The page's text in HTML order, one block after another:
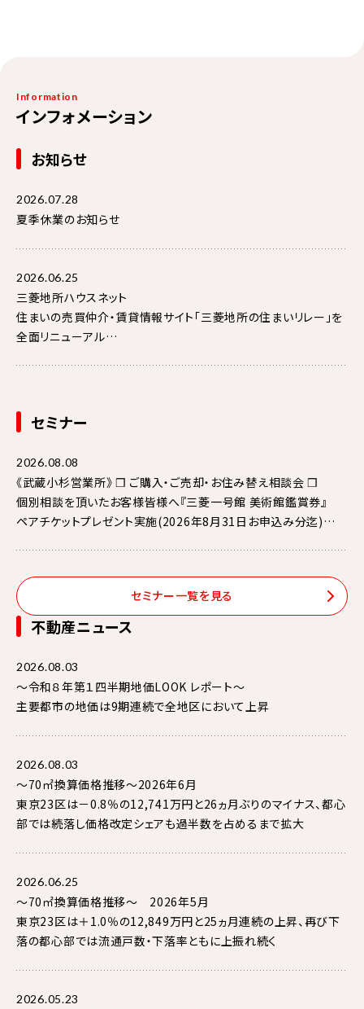
Information
インフォメーション
お知らせ
2026.07.28
夏季休業のお知らせ
2026.06.25
三菱地所ハウスネット
住まいの売買仲介・賃貸情報サイト「三菱地所の住まいリレー」を
全面リニューアル
セミナー
2026.08.08
《武蔵小杉営業所》 ❒ ご購入・ご売却・お住み替え相談会 ❒
個別相談を頂いたお客様皆様へ『三菱一号館 美術館鑑賞券』
ペアチケットプレゼント実施(2026年8月31日お申込み分迄)
19世紀後半のパリ、マネや後に印象派と呼ばれることになる
芸術家たちはカフェに集い、議論を戦わせました。
”カフェ”に集う芸術家
印象派からゴッホ、ロートレック、ピカソまで・・・
セミナー一覧を見る
不動産ニュース
2026.08.03
～令和８年第１四半期地価LOOK レポート～
主要都市の地価は9期連続で全地区において上昇
2026.08.03
～70㎡換算価格推移～2026年6月
東京23区は－0.8％の12,741万円と26ヵ月ぶりのマイナス、都心
部では続落し価格改定シェアも過半数を占めるまで拡大
2026.06.25
～70㎡換算価格推移～ 2026年5月
東京23区は＋1.0％の12,849万円と25ヵ月連続の上昇、再び下
落の都心部では流通戸数・下落率ともに上振れ続く
2026.05.23